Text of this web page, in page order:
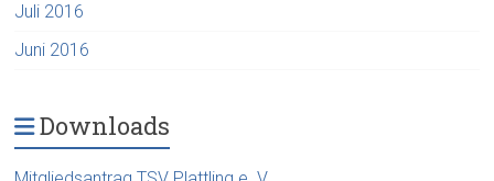
Juli 2016
Juni 2016
Downloads